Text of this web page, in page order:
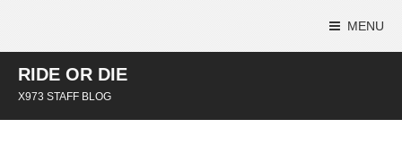
MENU
RIDE OR DIE
X973 STAFF BLOG